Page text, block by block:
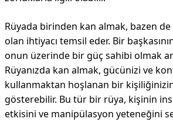
Rüyada birinden kan almak, bazen
olan ihtiyacı temsil eder. Bir
onun üzerinde bir güç sahibi olmak
Rüyanızda kan almak, gücünizi ve
kullanmaktan hoşlanan bir
gösterebilir. Bu tür bir rüya, kişinin
etkisini ve manipülasyon yeteneğini